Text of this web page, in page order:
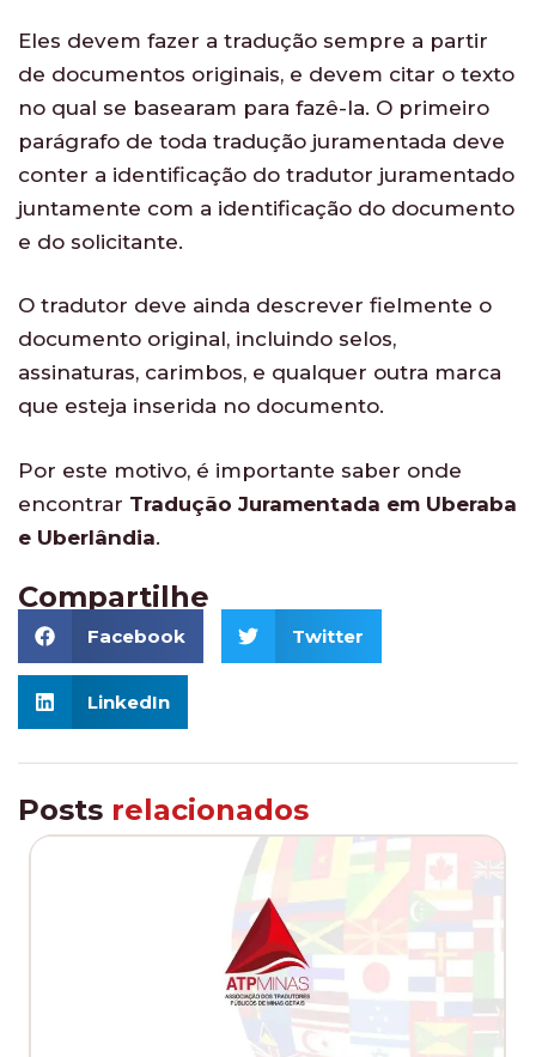
Eles devem fazer a tradução sempre a partir
de documentos originais, e devem citar o texto
no qual se basearam para fazê-la. O primeiro
parágrafo de toda tradução juramentada deve
conter a identificação do tradutor juramentado
juntamente com a identificação do documento
e do solicitante.
O tradutor deve ainda descrever fielmente o
documento original, incluindo selos,
assinaturas, carimbos, e qualquer outra marca
que esteja inserida no documento.
Por este motivo, é importante saber onde
encontrar Tradução Juramentada em Uberaba
e Uberlândia.
Compartilhe
Facebook Twitter
LinkedIn
Posts relacionados